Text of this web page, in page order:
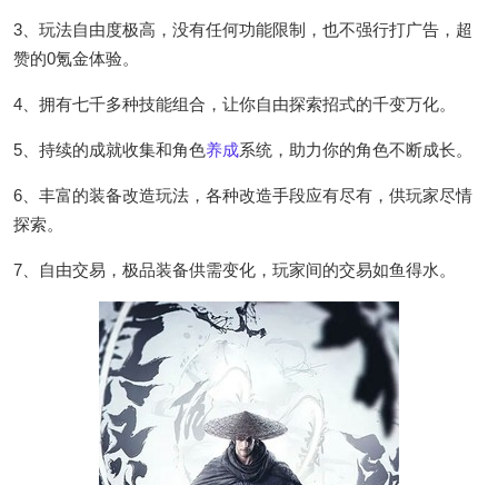
3、玩法自由度极高，没有任何功能限制，也不强行打广告，超
赞的0氪金体验。
4、拥有七千多种技能组合，让你自由探索招式的千变万化。
5、持续的成就收集和角色养成系统，助力你的角色不断成长。
6、丰富的装备改造玩法，各种改造手段应有尽有，供玩家尽情
探索。
7、自由交易，极品装备供需变化，玩家间的交易如鱼得水。